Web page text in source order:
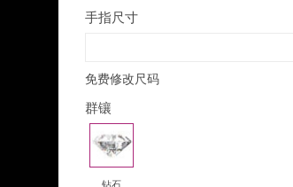
手指尺寸
免费修改尺码
群镶
钻
石
钻石